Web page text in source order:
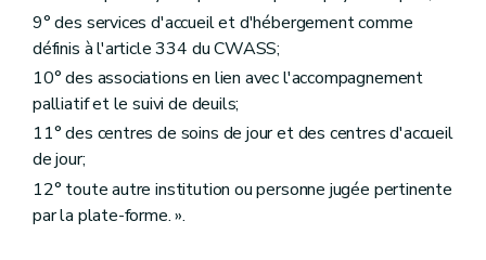
9° des services d'accueil et d'hébergement comme
définis à l'article 334 du CWASS;
10° des associations en lien avec l'accompagnement
palliatif et le suivi de deuils;
11° des centres de soins de jour et des centres d'accueil
de jour;
12° toute autre institution ou personne jugée pertinente
par la plate-forme. ».